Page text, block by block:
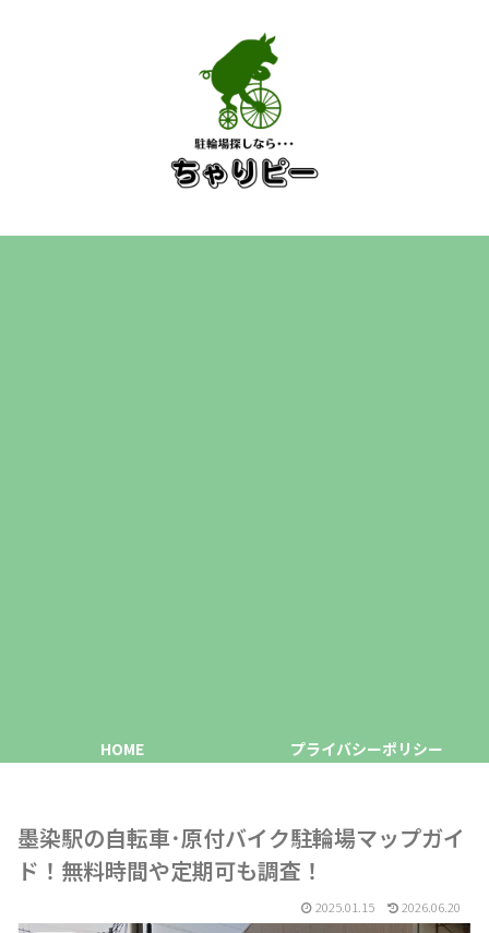
HOME プライバシーポリシー
墨染駅の自転車･原付バイク駐輪場マップガイ
ド！無料時間や定期可も調査！
2025.01.15 2026.06.20